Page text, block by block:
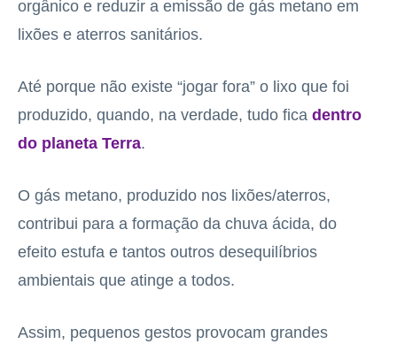
orgânico e reduzir a emissão de gás metano em
lixões e aterros sanitários.
Até porque não existe “jogar fora” o lixo que foi
produzido, quando, na verdade, tudo fica dentro
do planeta Terra.
O gás metano, produzido nos lixões/aterros,
contribui para a formação da chuva ácida, do
efeito estufa e tantos outros desequilíbrios
ambientais que atinge a todos.
Assim, pequenos gestos provocam grandes